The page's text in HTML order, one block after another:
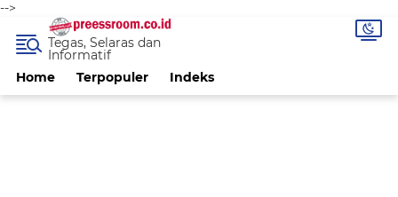
-->
Home Terpopuler Indeks
Tegas, Selaras dan
Informatif